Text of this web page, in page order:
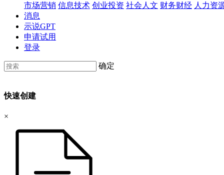
市场营销 信息技术 创业投资 社会人文 财务财经 人力资
消息
示说GPT
申请试用
登录
确定
快速创建
×